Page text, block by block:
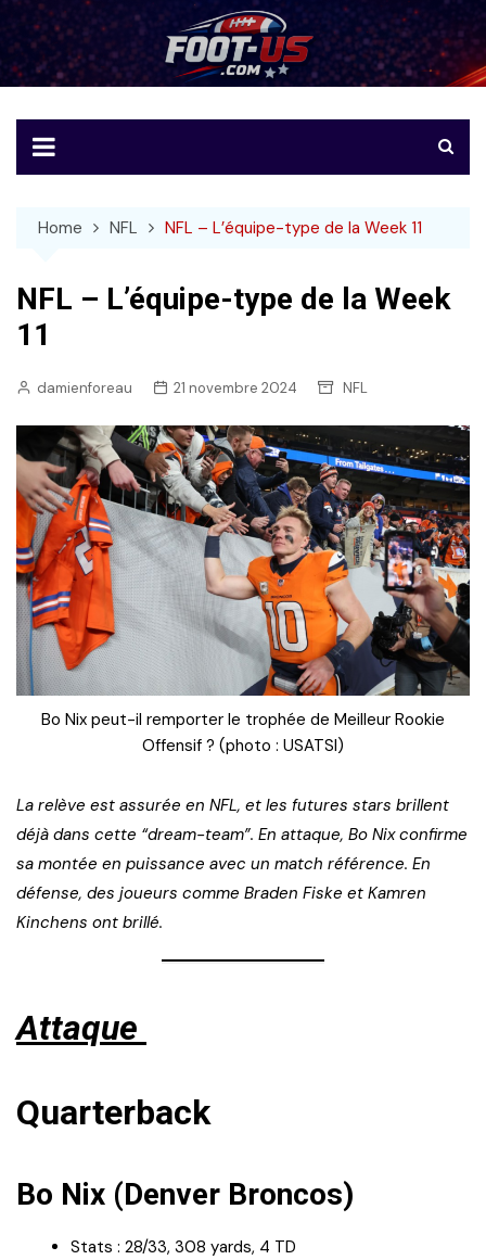
to
content
Foot-US
Le football américain en français
Home NFL NFL – L’équipe-type de la Week 11
NFL – L’équipe-type de la Week
11
damienforeau 21 novembre 2024 NFL
Bo Nix peut-il remporter le trophée de Meilleur Rookie
Offensif ? (photo : USATSI)
La relève est assurée en NFL, et les futures stars brillent
déjà dans cette “dream-team”. En attaque, Bo Nix confirme
sa montée en puissance avec un match référence. En
défense, des joueurs comme Braden Fiske et Kamren
Kinchens ont brillé.
Attaque
Quarterback
Bo Nix (Denver Broncos)
Stats : 28/33, 308 yards, 4 TD